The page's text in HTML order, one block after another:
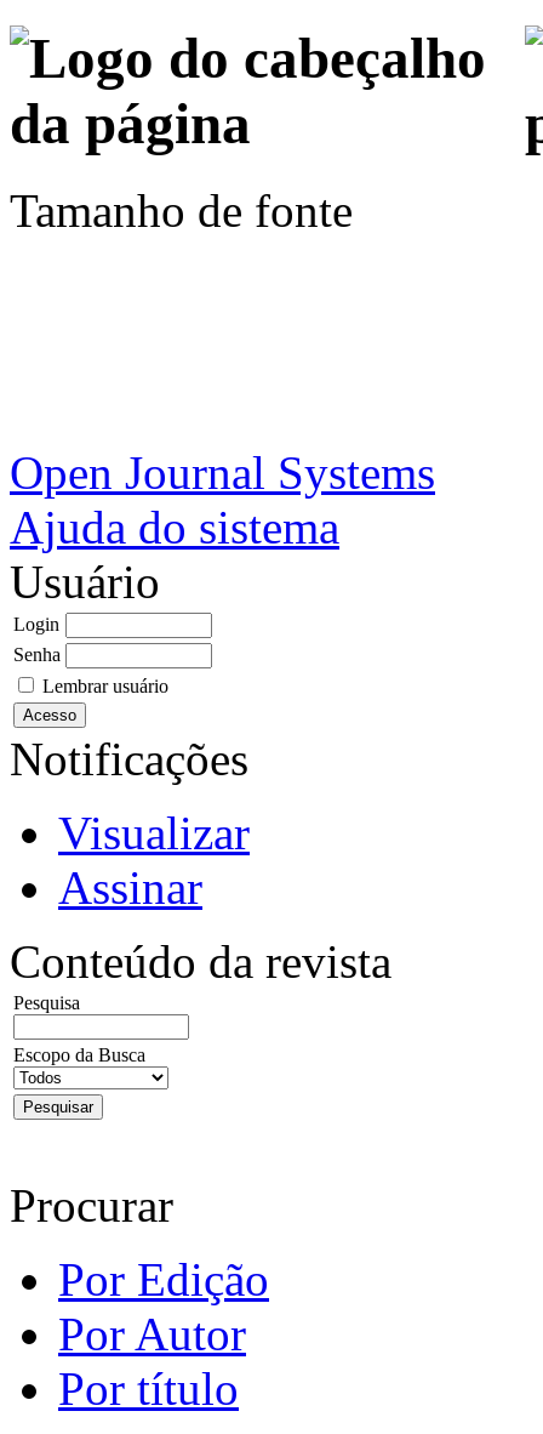
Tamanho de fonte
Open Journal Systems
Ajuda do sistema
Usuário
Login
Senha
Lembrar usuário
Notificações
Visualizar
Assinar
Conteúdo da revista
Pesquisa
Escopo da Busca
Procurar
Por Edição
Por Autor
Por título